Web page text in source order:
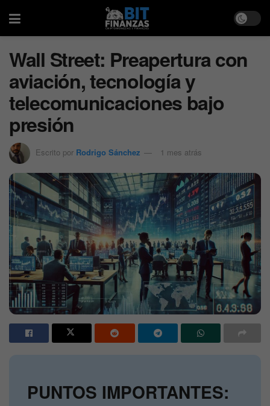
Wall Street: Preapertura con
aviación, tecnología y
telecomunicaciones bajo
presión
Escrito por Rodrigo Sánchez 1 mes atrás
PUNTOS IMPORTANTES: